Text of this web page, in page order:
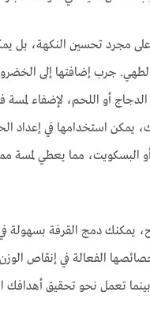
على مجرد تحسين النكهة، بل
جرب إضافتها إلى
الدجاج أو اللحم، لإضفاء لمسة
يمكن استخدامها في إعداد
البسكويت، مما يعطي لمسة
يمكنك دمج القرفة بسهولة
الفعالة في إنقاص
تعمل نحو تحقيق أهدافك